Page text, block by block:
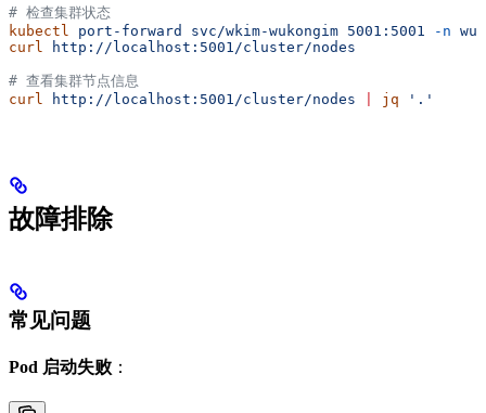
# 检查集群状态
kubectl port-forward svc/wkim-wukongim 5001:5001 -n
curl http://localhost:5001/cluster/nodes
# 查看集群节点信息
curl http://localhost:5001/cluster/nodes jq '.'
故障排除
常见问题
Pod 启动失败 ：